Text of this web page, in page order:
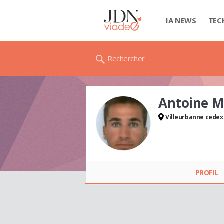
IA NEWS
Rechercher
Antoine
Villeurbanne cedex
PROFIL